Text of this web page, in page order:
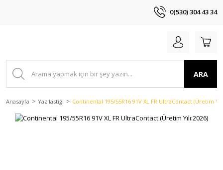
0(530) 304 43 34
ARA
Anasayfa Yaz lastiği Continental 195/55R16 91V XL FR UltraContact (Üretim